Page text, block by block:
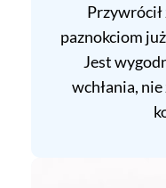
paznokciom
Jest
wchłania,